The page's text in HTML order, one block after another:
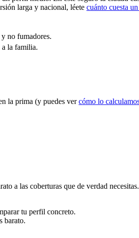
larga y nacional, léete cuánto cuesta
no fumadores.
la familia.
la prima (y puedes vercómo lo
a las coberturas que de verdad
tu perfil concreto.
barato.